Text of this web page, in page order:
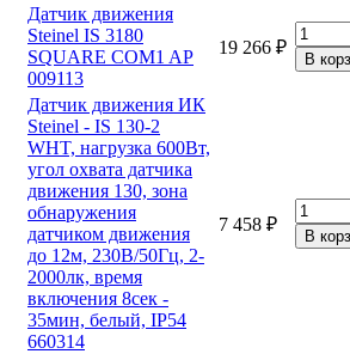
Датчик движения
Steinel IS 3180
SQUARE COM1 AP
009113
19 266 ₽
Датчик движения ИК
Steinel - IS 130-2
WHT, нагрузка 600Вт,
угол охвата датчика
движения 130, зона
обнаружения
датчиком движения
до 12м, 230В/50Гц, 2-
2000лк, время
включения 8сек -
35мин, белый, IP54
660314
7 458 ₽